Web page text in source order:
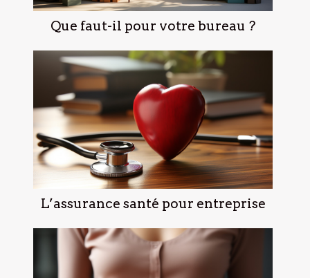
Que faut-il pour votre bureau ?
L’assurance santé pour entreprise